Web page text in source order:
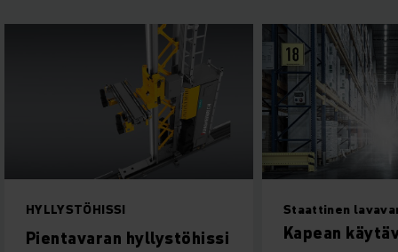
HYLLYSTÖHISSI
Pientavaran hyllystöhissi
Staattinen
Kapean